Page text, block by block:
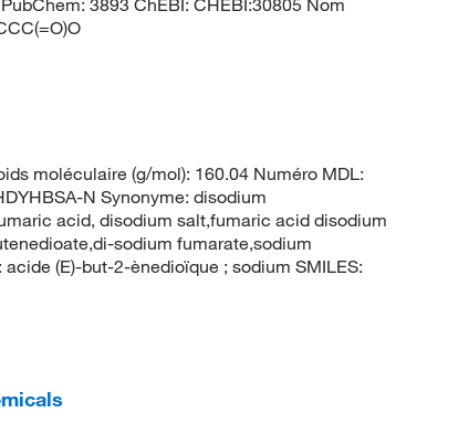
moléculaire (g/mol): 160.04 Numéro MDL:
N Synonyme: disodium
acid, disodium salt,fumaric acid disodium
sodium fumarate,sodium
(E)-but-2-ènedioïque ; sodium SMILES: